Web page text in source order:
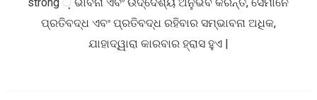
ପ୍ରତିବଦ୍ଧ ଏବଂ ପ୍ରତିବଦ୍ଧ ରହିବାର ସମ୍ଭାବନା ଅଧିକ,
ଯାହାଦ୍ୱାରା କାରବାର ହ୍ରାସ ହୁଏ |